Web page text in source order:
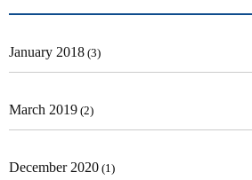
January 2018 (3)
March 2019 (2)
December 2020 (1)